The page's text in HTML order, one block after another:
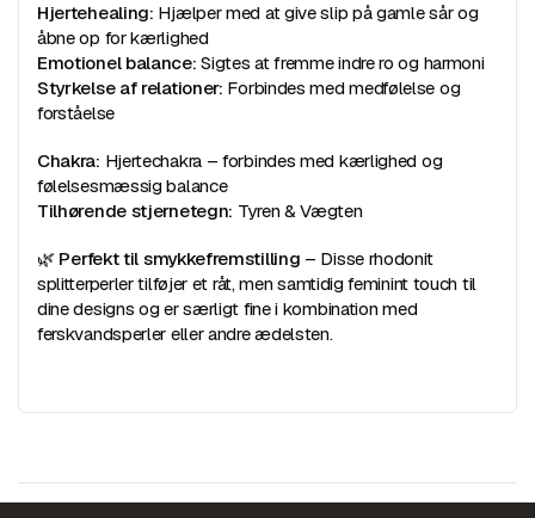
Hjertehealing: Hjælper med at give slip på gamle sår og
åbne op for kærlighed
Emotionel balance: Sigtes at fremme indre ro og harmoni
Styrkelse af relationer: Forbindes med medfølelse og
forståelse
Chakra: Hjertechakra – forbindes med kærlighed og
følelsesmæssig balance
Tilhørende stjernetegn: Tyren & Vægten
🌿 Perfekt til smykkefremstilling – Disse rhodonit
splitterperler tilføjer et råt, men samtidig feminint touch til
dine designs og er særligt fine i kombination med
ferskvandsperler eller andre ædelsten.